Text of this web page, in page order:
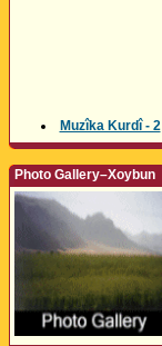
Muzîka Kurdî - 2
Photo Gallery–Xoybun